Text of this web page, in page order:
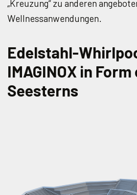
„Kreuzung“ zu anderen
Wellnessanwendungen.
Edelstahl-
IMAGINOX in
Seesterns